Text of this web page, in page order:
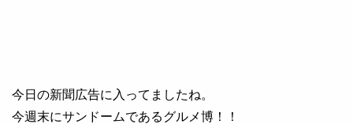
今日の新聞広告に入ってましたね。
今週末にサンドームであるグルメ博！！